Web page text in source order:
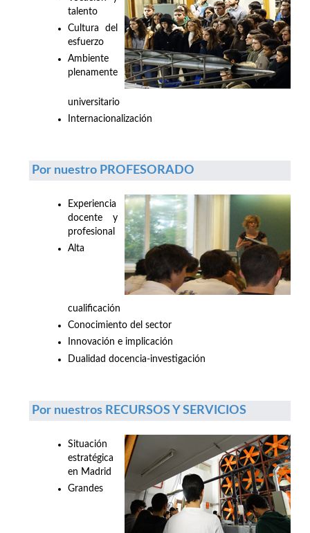
talento
Cultura del
esfuerzo
Ambiente
plenamente
universitario
Internacionalización
Por nuestro PROFESORADO
Experiencia
docente y
profesional
Alta
cualificación
Conocimiento del sector
Innovación e implicación
Dualidad docencia-investigación
Por nuestros RECURSOS Y SERVICIOS
Situación
estratégica
en Madrid
Grandes